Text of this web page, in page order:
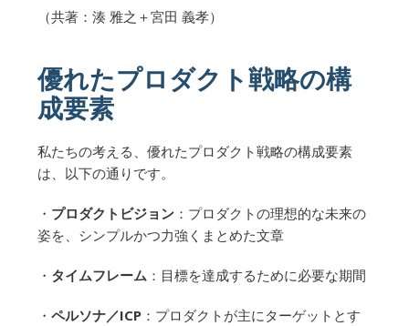
（共著：湊 雅之＋宮田 義孝）
優れたプロダクト戦略の構
成要素
私たちの考える、優れたプロダクト戦略の構成要素
は、以下の通りです。
・ プロダクトビジョン ：プロダクトの理想的な未来の
姿を、シンプルかつ力強くまとめた文章
・ タイムフレーム ：目標を達成するために必要な期間
・ ペルソナ／ICP ：プロダクトが主にターゲットとす